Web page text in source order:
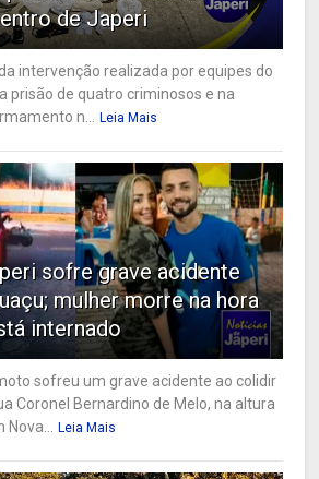
de Japeri
intervenção realizada por equipes do
prisão de quatro criminosos e na
n...
Leia Mais
sofre grave acidente
mulher morre na hora
internado
sofreu um grave acidente ao colidir
Coronel Bernardino de Melo, na altura
Leia Mais